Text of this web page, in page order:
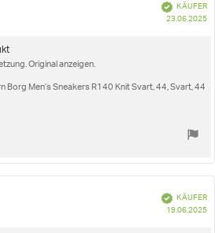
VerifiziertKÄUFER
23.06.2025
Original anzeigen.
Borg Men’s Sneakers R140 Knit Svart, 44, Svart, 44
VerifiziertKÄUFER
19.06.2025